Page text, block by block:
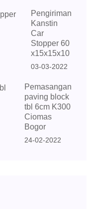
Pengiriman
Kanstin
Car
Stopper 60
x15x15x10
03-03-2022
Pemasangan
paving block
tbl 6cm K300
Ciomas
Bogor
24-02-2022